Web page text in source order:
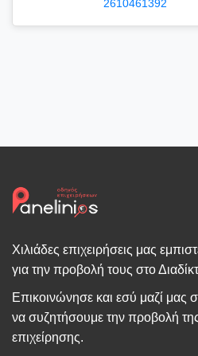
2610461392
Χιλιάδες επιχειρήσεις μας
για την προβολή τους στο
Επικοινώνησε και εσύ μαζί μας
να συζητήσουμε την προβολή
επιχείρησης.